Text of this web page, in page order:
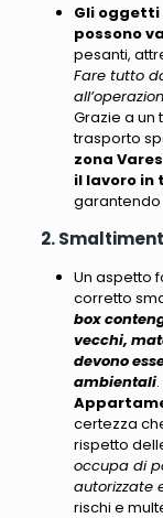
Gli oggetti
possono
pesanti,
Fare tutto
Grazie a un
trasporto
zona
il lavoro in
garantendo
2.
Un aspetto
corretto
box
vecchi,
devono
ambientali
certezza
rispetto
occupa di
autorizzate
rischi e